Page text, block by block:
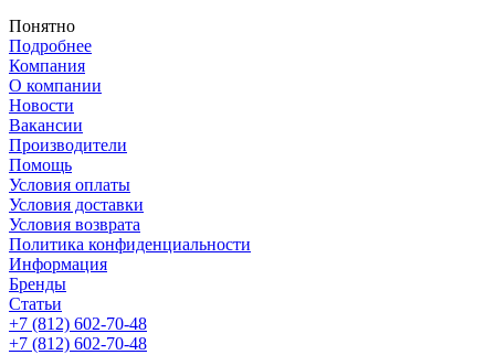
Понятно
Подробнее
Компания
О компании
Новости
Вакансии
Производители
Помощь
Условия оплаты
Условия доставки
Условия возврата
Политика конфиденциальности
Информация
Бренды
Статьи
+7 (812) 602-70-48
+7 (812) 602-70-48